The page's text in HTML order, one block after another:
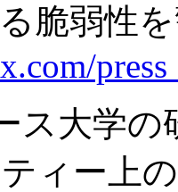
脆弱性
ス大学の
ィー上